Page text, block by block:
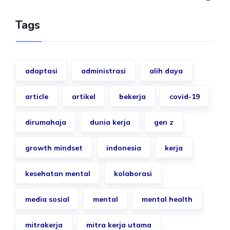
Tags
adaptasi administrasi alih daya
article artikel bekerja covid-19
dirumahaja dunia kerja gen z
growth mindset indonesia kerja
kesehatan mental kolaborasi
media sosial mental mental health
mitrakerja mitra kerja utama